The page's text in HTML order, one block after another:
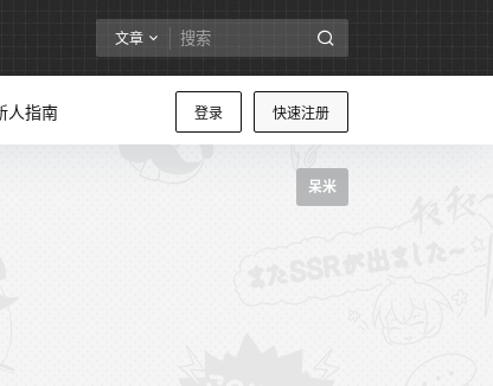
文章
登录 快速注册
人指南
呆米